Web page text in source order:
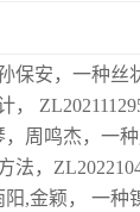
保安，一种丝
，
，周鸣杰，一
法，
,金颖， 一种